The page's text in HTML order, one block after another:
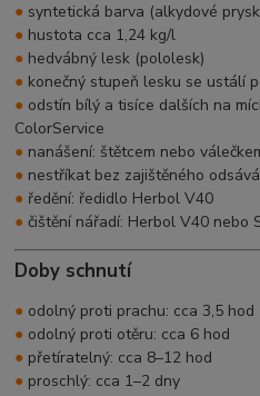
● syntetická barva (alkydové
● hustota cca 1,24 kg/l
● hedvábný lesk (pololesk)
● konečný stupeň lesku se ustálí
● odstín bílý a tisíce dalších na
ColorService
● nanášení: štětcem nebo
● nestříkat bez zajištěného
● ředění: ředidlo Herbol V40
● čištění nářadí: Herbol V40 nebo
Doby schnutí
● odolný proti prachu: cca 3,5 hod
● odolný proti otěru: cca 6 hod
● přetíratelný: cca 8–12 hod
● proschlý: cca 1–2 dny